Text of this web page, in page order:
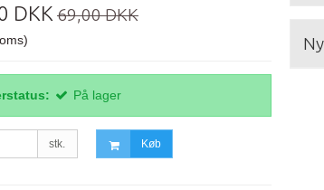
DKK 69,00 DKK
På lager
stk. Køb